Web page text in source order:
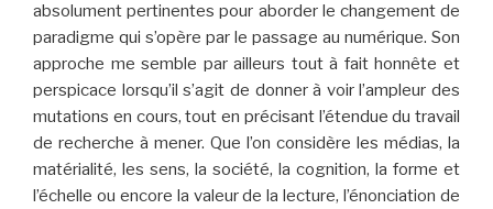
absolument pertinentes pour aborder le changement de
paradigme qui s’opère par le passage au numérique. Son
approche me semble par ailleurs tout à fait honnête et
perspicace lorsqu’il s’agit de donner à voir l’ampleur des
mutations en cours, tout en précisant l’étendue du travail
de recherche à mener. Que l’on considère les médias, la
matérialité, les sens, la société, la cognition, la forme et
l’échelle ou encore la valeur de la lecture, l’énonciation de